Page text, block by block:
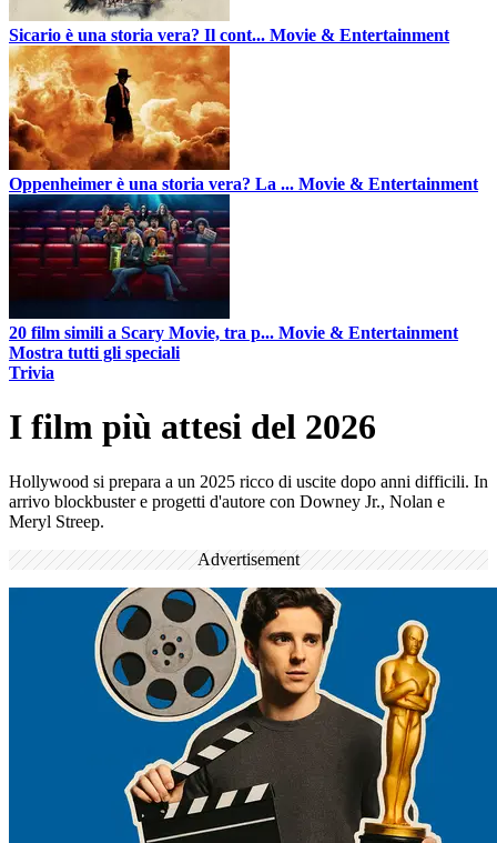
Sicario è una storia vera? Il cont... Movie & Entertainment
Oppenheimer è una storia vera? La ... Movie & Entertainment
20 film simili a Scary Movie, tra p... Movie & Entertainment
Mostra tutti gli speciali
Trivia
I film più attesi del 2026
Hollywood si prepara a un 2025 ricco di uscite dopo anni difficili. In
arrivo blockbuster e progetti d'autore con Downey Jr., Nolan e
Meryl Streep.
Advertisement